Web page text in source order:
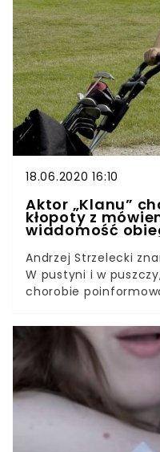
trudnym starciu z
mężczyzna
całkowicie opiece
18.06.2020 16:10
Aktor „Klanu”
kłopoty z
wiadomość
Andrzej Strzelecki
W pustyni i w
chorobie
mówieniem i jak
sobą i nie ma już na
wiadomość obiegła
jednak szansa, że
Mężczyzna, który
rakiem płuc i
kosztowe leczenie w
wpłacać pieniądze